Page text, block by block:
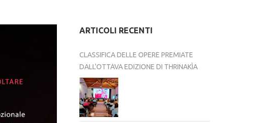
ARTICOLI RECENTI
CLASSIFICA DELLE OPERE PREMIATE
DALL’OTTAVA EDIZIONE DI THRINAKÌA